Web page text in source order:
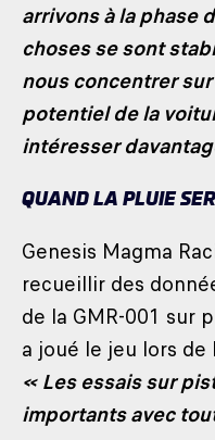
arrivons à la phase
choses se sont
nous concentrer
potentiel de la
intéresser
QUAND LA PLUIE
Genesis Magma
recueillir des
de la GMR-001 sur
a joué le jeu lors de
« Les essais sur
importants avec